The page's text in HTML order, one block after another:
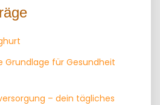
Grundlage für Gesundheit
– dein tägliches